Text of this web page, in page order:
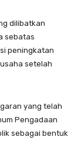
dilibatkan
sebatas
peningkatan
setelah
yang telah
Pengadaan
sebagai bentuk